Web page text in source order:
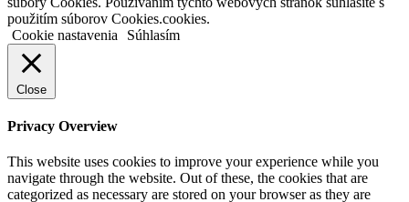
použitím súborov Cookies.cookies.
Cookie nastavenia
Súhlasím
Close
Privacy Overview
This website uses cookies to improve your experience while you
navigate through the website. Out of these, the cookies that are
categorized as necessary are stored on your browser as they are